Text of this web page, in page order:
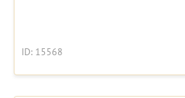
ID: 15568